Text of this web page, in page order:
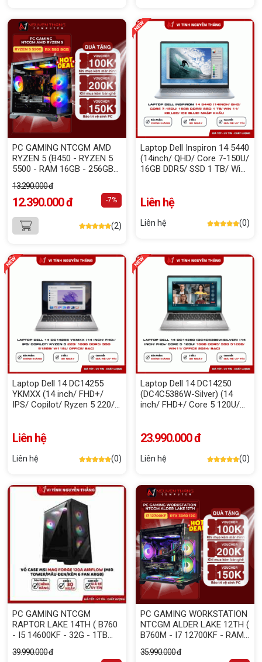
PC GAMING NTCGM AMD
RYZEN 5 (B450 - RYZEN 5
5500 - RAM 16GB - 256GB
13.290.000 đ
12.390.000 đ -7%
(2)
Laptop Dell Inspiron 14 5440
(14inch/ QHD/ Core 7-150U/
16GB DDR5/ SSD 1 TB/ Win
Liên hệ
Liên hệ (0)
Laptop Dell 14 DC14255
YKMXX (14 inch/ FHD+/
IPS/ Copilot/ Ryzen 5 220/
Liên hệ
Liên hệ (0)
Laptop Dell 14 DC14250
(DC4C5386W-Silver) (14
inch/ FHD+/ Core 5 120U/
23.990.000 đ
Liên hệ (0)
PC GAMING NTCGM
RAPTOR LAKE 14TH ( B760
- I5 14600KF - 32G - 1TB
39.990.000 đ
PC GAMING WORKSTATION
NTCGM ALDER LAKE 12TH (
B760M - I7 12700KF - RAM
VGA RTX3060 12G )
35.990.000 đ